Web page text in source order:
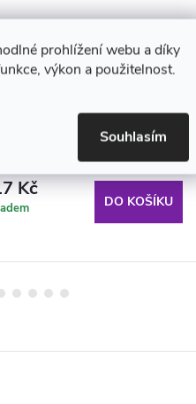
prohlížení webu a díky
výkon a použitelnost.
Souhlasím
tříkolka Tiny Bike 3v1 s
střechou
Kč
DO KOŠÍKU